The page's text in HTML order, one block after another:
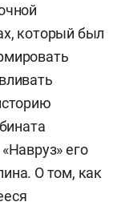
который был
его
О том, как